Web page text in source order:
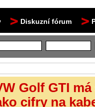
Diskuzní fórum
Golf GTI má
cifry na